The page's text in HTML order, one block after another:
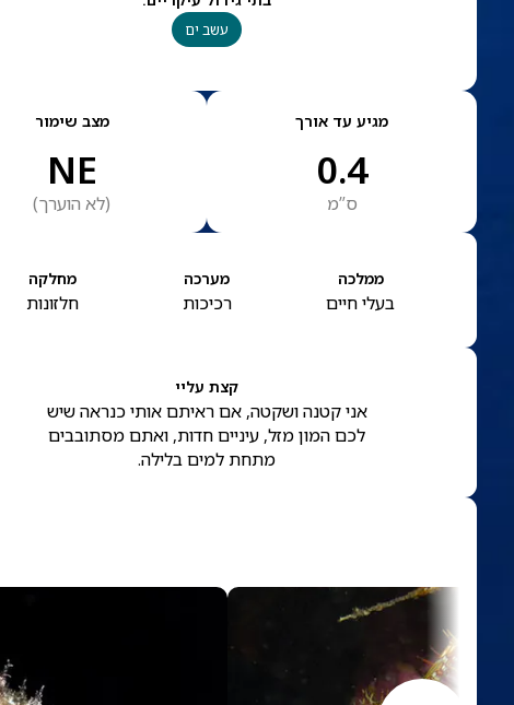
עשב ים
מגיע עד אורך
0.4
ס”מ
מצב שימור
NE
(לא הוערך)
ממלכה
בעלי חיים
מערכה
רכיכות
מחלקה
חלזונות
קצת עליי
אני קטנה ושקטה, אם ראיתם אותי כנראה שיש
לכם המון מזל, עיניים חדות, ואתם מסתובבים
מתחת למים בלילה.